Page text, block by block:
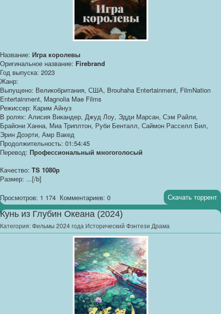
Название: Игра королевы
Оригинальное название: Firebrand
Год выпуска: 2023
Жанр:
Выпущено: Великобритания, США, Brouhaha Entertainment, FilmNation
Entertainment, Magnolia Mae Films
Режиссер: Карим Айнуз
В ролях: Алисия Викандер, Джуд Лоу, Эдди Марсан, Сэм Райли,
Брайони Ханна, Миа Триплтон, Руби Бенталл, Саймон Расселл Бил,
Эрин Доэрти, Амр Вакед
Продолжительность: 01:54:45
Перевод: Профессиональный многоголосый
Качество: TS 1080p
Размер: ...[/b]
Просмотров: 1 174 Комментариев: 0 Скачать торрент
Кунь из Глубин Океана (2024)
Категория:Фильмы 2024 года Исторический Фэнтези Драма